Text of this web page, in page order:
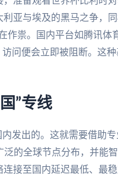
亚与埃及的黑马之争，
祟。国内平台如腾讯体
问便会立即被阻断。这
”专线
发出的。这就需要借助
的全球节点分布，并能
接至国内延迟最低、最